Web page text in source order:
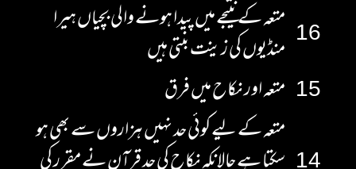
16 متعہ کے نتیجے میں پیدا ہونے والی بچیاں ہیرا
منڈیوں کی زینت بنتی ہیں
15 متعہ اور نکاح میں فرق
متعہ کے لیے کوئی حد نہیں ہزاروں سے بھی ہو